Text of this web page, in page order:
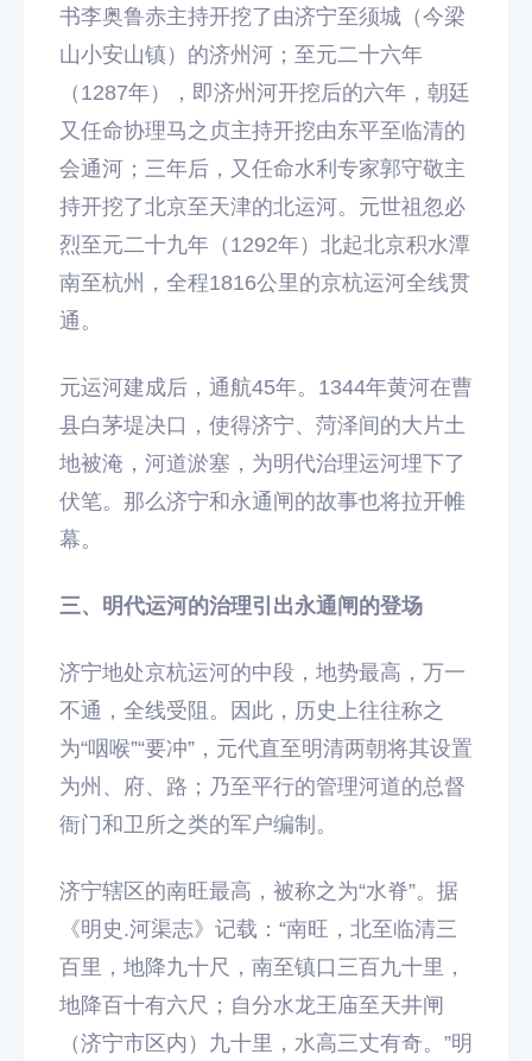
书李奥鲁赤主持开挖了由济宁至须城（今梁
山小安山镇）的济州河；至元二十六年
（1287年），即济州河开挖后的六年，朝廷
又任命协理马之贞主持开挖由东平至临清的
会通河；三年后，又任命水利专家郭守敬主
持开挖了北京至天津的北运河。元世祖忽必
烈至元二十九年（1292年）北起北京积水潭
南至杭州，全程1816公里的京杭运河全线贯
通。
元运河建成后，通航45年。1344年黄河在曹
县白茅堤决口，使得济宁、菏泽间的大片土
地被淹，河道淤塞，为明代治理运河埋下了
伏笔。那么济宁和永通闸的故事也将拉开帷
幕。
三、明代运河的治理引出永通闸的登场
济宁地处京杭运河的中段，地势最高，万一
不通，全线受阻。因此，历史上往往称之
为“咽喉”“要冲”，元代直至明清两朝将其设置
为州、府、路；乃至平行的管理河道的总督
衙门和卫所之类的军户编制。
济宁辖区的南旺最高，被称之为“水脊”。据
《明史.河渠志》记载：“南旺，北至临清三
百里，地降九十尺，南至镇口三百九十里，
地降百十有六尺；自分水龙王庙至天井闸
（济宁市区内）九十里，水高三丈有奇。”明